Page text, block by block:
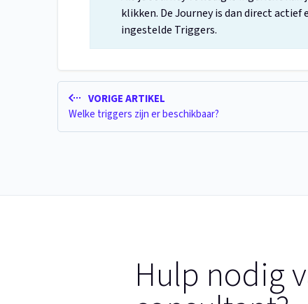
klikken. De Journey is dan direct
ingestelde Triggers.
VORIGE ARTIKEL
Welke triggers zijn er beschikbaar?
Hulp nodig